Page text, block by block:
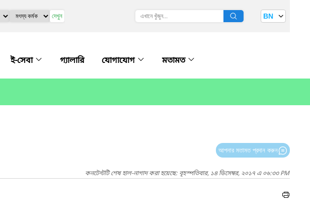
দেখুন BN
ই-সেবা গ্যালারি যোগাযোগ মতামত
আপনার মতামত প্রদান করুন
কনটেন্টটি শেষ হাল-নাগাদ করা হয়েছে: বৃহস্পতিবার, ১৪ ডিসেম্বর, ২০১৭ এ ০৬:৩৩ PM